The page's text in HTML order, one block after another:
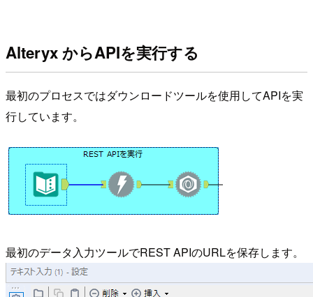
Alteryx からAPIを実行する
最初のプロセスではダウンロードツールを使用してAPIを実
行しています。
最初のデータ入力ツールでREST APIのURLを保存します。